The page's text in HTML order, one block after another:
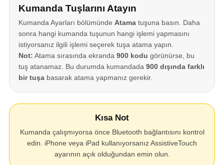
Kumanda Tuşlarını Atayın
Kumanda Ayarları bölümünde Atama tuşuna basın. Daha
sonra hangi kumanda tuşunun hangi işlemi yapmasını
istiyorsanız ilgili işlemi seçerek tuşa atama yapın.
Not: Atama sırasında ekranda 900 kodu görünürse, bu
tuş atanamaz. Bu durumda kumandada 900 dışında farklı
bir tuşa basarak atama yapmanız gerekir.
Kısa Not
Kumanda çalışmıyorsa önce Bluetooth bağlantısını kontrol
edin. iPhone veya iPad kullanıyorsanız AssistiveTouch
ayarının açık olduğundan emin olun.